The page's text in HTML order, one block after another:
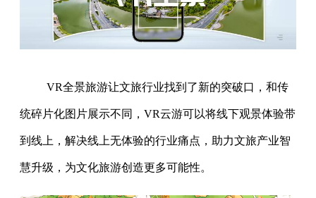
VR全景旅游让文旅行业找到了新的突破口，和传
统碎片化图片展示不同，VR云游可以将线下观景体验带
到线上，解决线上无体验的行业痛点，助力文旅产业智
慧升级，为文化旅游创造更多可能性。